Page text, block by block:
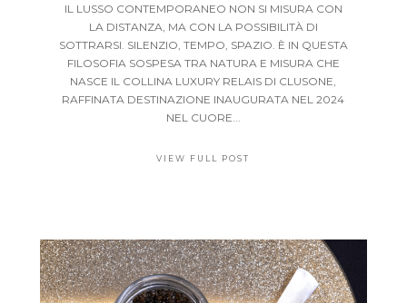
IL LUSSO CONTEMPORANEO NON SI MISURA CON
LA DISTANZA, MA CON LA POSSIBILITÀ DI
SOTTRARSI. SILENZIO, TEMPO, SPAZIO. È IN QUESTA
FILOSOFIA SOSPESA TRA NATURA E MISURA CHE
NASCE IL COLLINA LUXURY RELAIS DI CLUSONE,
RAFFINATA DESTINAZIONE INAUGURATA NEL 2024
NEL CUORE...
VIEW FULL POST